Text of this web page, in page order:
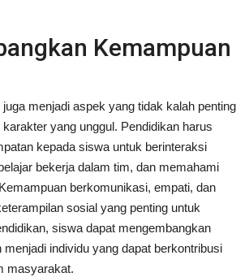
Kemampuan
menjadi aspek yang tidak kalah penting
yang unggul. Pendidikan harus
kepada siswa untuk berinteraksi
bekerja dalam tim, dan memahami
berkomunikasi, empati, dan
sosial yang penting untuk
siswa dapat mengembangkan
menjadi individu yang dapat berkontribusi
masyarakat.